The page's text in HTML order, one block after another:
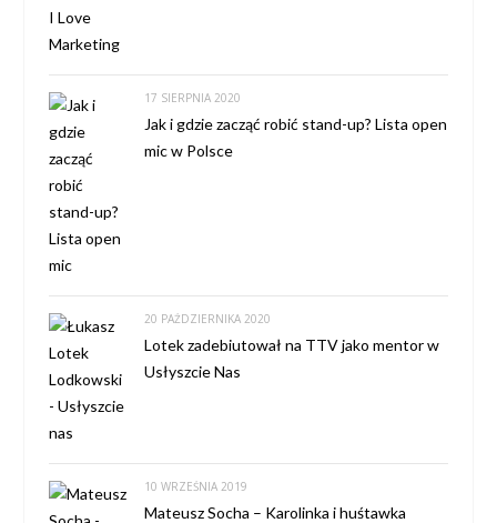
17 SIERPNIA 2020
Jak i gdzie zacząć robić stand-up? Lista open
mic w Polsce
20 PAŹDZIERNIKA 2020
Lotek zadebiutował na TTV jako mentor w
Usłyszcie Nas
10 WRZEŚNIA 2019
Mateusz Socha – Karolinka i huśtawka